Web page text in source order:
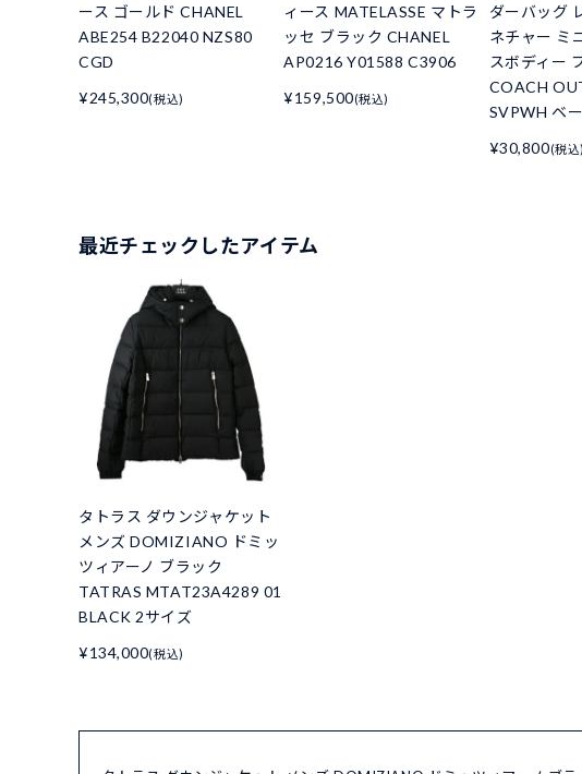
ース ゴールド CHANEL
ABE254 B22040 NZS80
CGD
¥245,300(税込)
ィース MATELASSE マトラ
ッセ ブラック CHANEL
AP0216 Y01588 C3906
¥159,500(税込)
ダーバッグ
ネチャー ミ
スボディー
COACH
SVPWH ベ
¥30,800(税込)
最近チェックしたアイテム
タトラス ダウンジャケット
メンズ DOMIZIANO ドミッ
ツィアーノ ブラック
TATRAS MTAT23A4289 01
BLACK 2サイズ
¥134,000(税込)